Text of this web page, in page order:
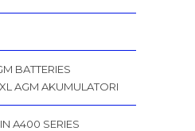
BATTERIES
AGM AKUMULATORI
A400 SERIES